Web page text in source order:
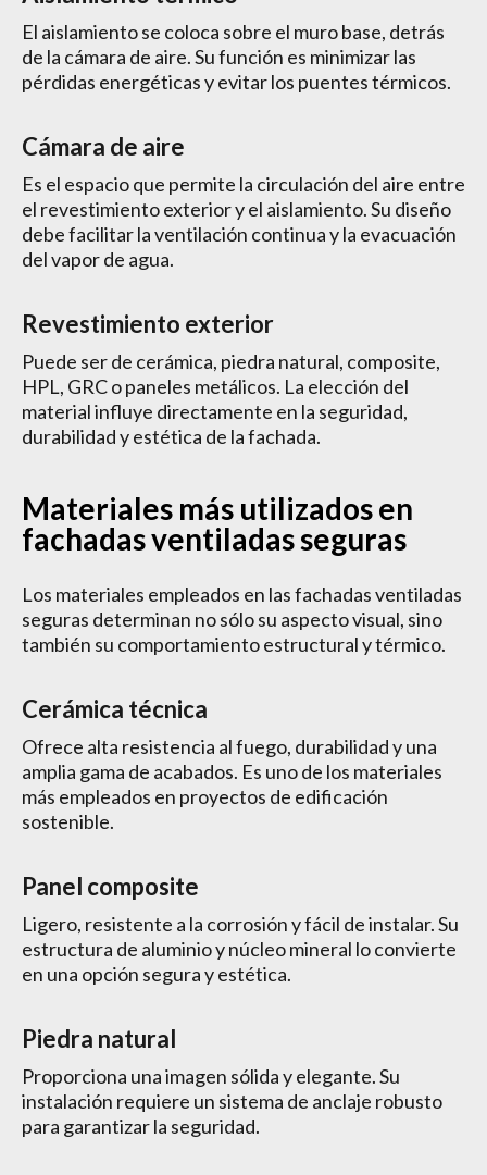
El aislamiento se coloca sobre el muro base, detrás
de la cámara de aire. Su función es minimizar las
pérdidas energéticas y evitar los puentes térmicos.
Cámara de aire
Es el espacio que permite la circulación del aire entre
el revestimiento exterior y el aislamiento. Su diseño
debe facilitar la ventilación continua y la evacuación
del vapor de agua.
Revestimiento exterior
Puede ser de cerámica, piedra natural, composite,
HPL, GRC o paneles metálicos. La elección del
material influye directamente en la seguridad,
durabilidad y estética de la fachada.
Materiales más utilizados en
fachadas ventiladas seguras
Los materiales empleados en las fachadas ventiladas
seguras determinan no sólo su aspecto visual, sino
también su comportamiento estructural y térmico.
Cerámica técnica
Ofrece alta resistencia al fuego, durabilidad y una
amplia gama de acabados. Es uno de los materiales
más empleados en proyectos de edificación
sostenible.
Panel composite
Ligero, resistente a la corrosión y fácil de instalar. Su
estructura de aluminio y núcleo mineral lo convierte
en una opción segura y estética.
Piedra natural
Proporciona una imagen sólida y elegante. Su
instalación requiere un sistema de anclaje robusto
para garantizar la seguridad.